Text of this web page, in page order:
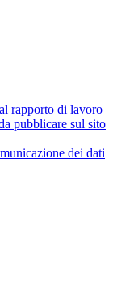
rapporto di lavoro
pubblicare sul sito
dei dati